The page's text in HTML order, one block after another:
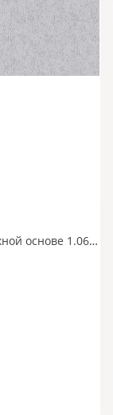
88394-2 PLUTO Обои виниловые на бумажной основе 1.06*15.6